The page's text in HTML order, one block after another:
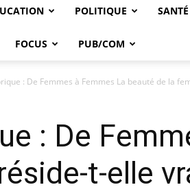
POLITIQUE SANTÉ
FOCUS PUB/COM
: De Femmes à Femmes La beauté de la
: De
t-elle